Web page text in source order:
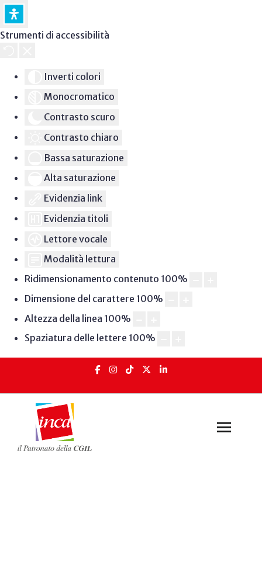
Strumenti di accessibilità
Inverti colori
Monocromatico
Contrasto scuro
Contrasto chiaro
Bassa saturazione
Alta saturazione
Evidenzia link
Evidenzia titoli
Lettore vocale
Modalità lettura
Ridimensionamento contenuto 100%
Dimensione del carattere 100%
Altezza della linea 100%
Spaziatura delle lettere 100%